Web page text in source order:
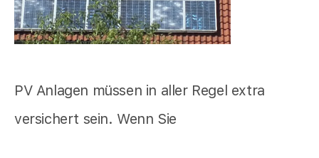
PV Anlagen müssen in aller Regel extra
versichert sein. Wenn Sie